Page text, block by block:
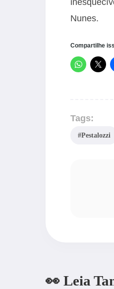
Nunes.
Compartilhe
Tags:
#Pestalozzi
👀 Leia